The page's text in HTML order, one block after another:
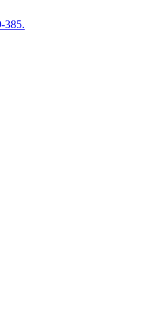
385.